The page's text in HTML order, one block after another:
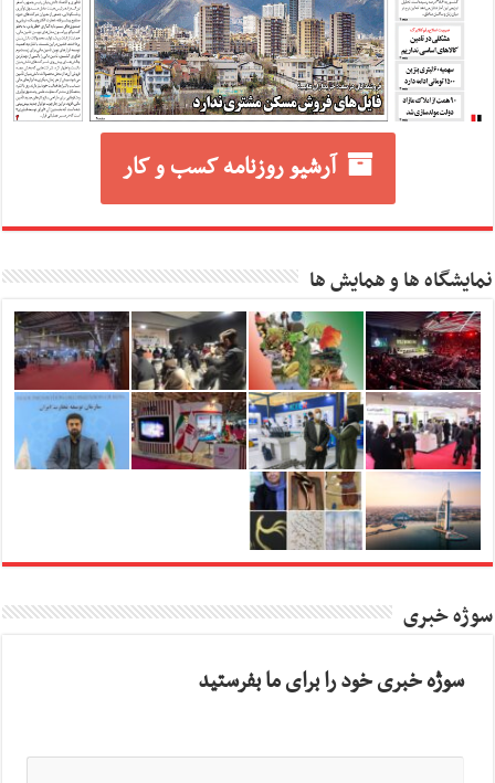
آرشیو روزنامه کسب و کار
نمایشگاه ها و همایش ها
سوژه خبری
سوژه خبری خود را برای ما بفرستید